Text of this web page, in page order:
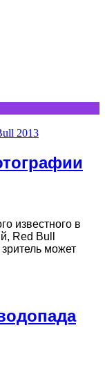
известного в
Red Bull
может